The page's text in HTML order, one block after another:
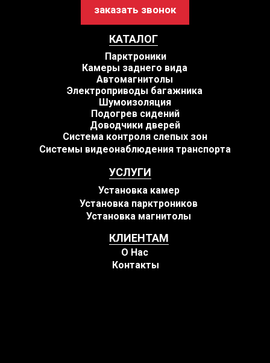
УСЛУГИ
КЛИЕНТАМ
КАТАЛОГ
Автомагнитолы
Шумоизоляция
Парктроники
Электроприводы багажника
Система контроля слепых зон
Системы видеонаблюдения транспорта
Камеры заднего вида
Подогрев сидений
заказать звонок
Доводчики дверей
Установка камер
О Нас
Контакты
Установка магнитолы
Установка парктроников